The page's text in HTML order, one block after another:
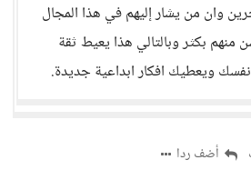
وان من يشار إليهم في هذا المجال
منهم بكثر وبالتالي هذا يعيط ثقة
ويعطيك افكار ابداعية جديدة.
أضف ردا